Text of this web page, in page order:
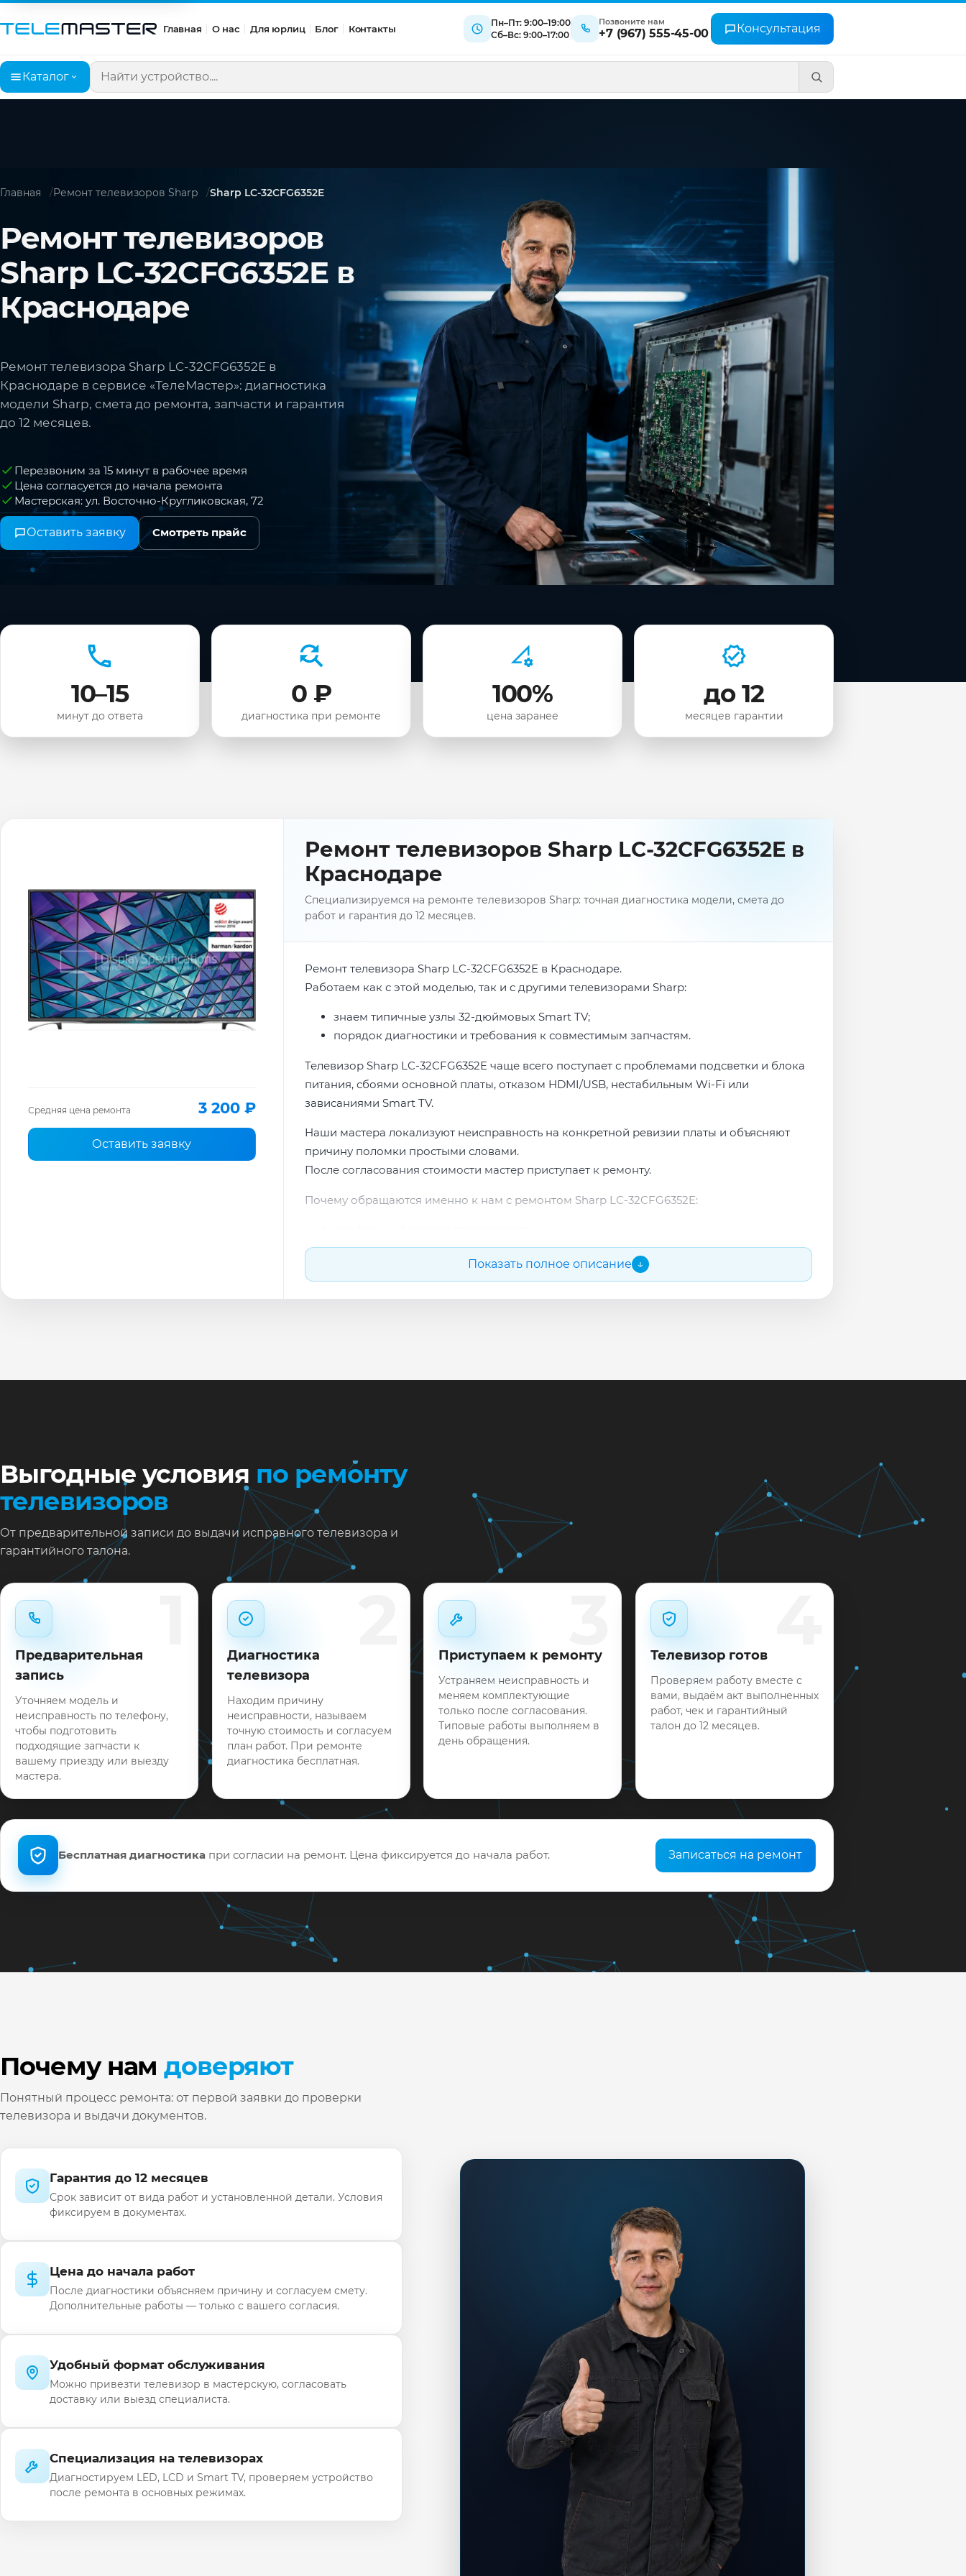
Главная О нас Для юрлиц Блог Контакты
Пн–Пт: 9:00–19:00
Сб–Вс: 9:00–17:00
Позвоните нам
+7 (967) 555-45-00 Консультация
Каталог
Поиск по сайту
Главная Ремонт телевизоров Sharp Sharp LC-32CFG6352E
Ремонт телевизоров
Sharp LC-32CFG6352E в
Краснодаре
Ремонт телевизора Sharp LC-32CFG6352E в
Краснодаре в сервисе «ТелеМастер»: диагностика
модели Sharp, смета до ремонта, запчасти и гарантия
до 12 месяцев.
Перезвоним за 15 минут в рабочее время
Цена согласуется до начала ремонта
Мастерская: ул. Восточно-Кругликовская, 72
Оставить заявку Смотреть прайс
10–15
минут до ответа
0 ₽
диагностика при ремонте
100%
цена заранее
до 12
месяцев гарантии
Средняя цена ремонта 3 200 ₽
Оставить заявку
Ремонт телевизоров Sharp LC-32CFG6352E в
Краснодаре
Специализируемся на ремонте телевизоров Sharp: точная диагностика модели, смета до
работ и гарантия до 12 месяцев.
Ремонт телевизора Sharp LC-32CFG6352E в Краснодаре.
Работаем как с этой моделью, так и с другими телевизорами Sharp:
знаем типичные узлы 32-дюймовых Smart TV;
порядок диагностики и требования к совместимым запчастям.
Телевизор Sharp LC-32CFG6352E чаще всего поступает с проблемами подсветки и блока
питания, сбоями основной платы, отказом HDMI/USB, нестабильным Wi-Fi или
зависаниями Smart TV.
Наши мастера локализуют неисправность на конкретной ревизии платы и объясняют
причину поломки простыми словами.
После согласования стоимости мастер приступает к ремонту.
Почему обращаются именно к нам с ремонтом Sharp LC-32CFG6352E:
опыт по бренду Sharp;
прозрачная смета до начала работ;
подбор проверенных комплектующих.
Оставьте заявку или позвоните: укажите симптомы — подскажем ориентир по сроку и
Показать полное описание ↓
Выгодные условия по ремонту
телевизоров
От предварительной записи до выдачи исправного телевизора и
гарантийного талона.
Предварительная
запись
Уточняем модель и
неисправность по телефону,
чтобы подготовить
подходящие запчасти к
вашему приезду или выезду
мастера.
Диагностика
телевизора
Находим причину
неисправности, называем
точную стоимость и согласуем
план работ. При ремонте
диагностика бесплатная.
Приступаем к ремонту
Устраняем неисправность и
меняем комплектующие
только после согласования.
Типовые работы выполняем в
день обращения.
Телевизор готов
Проверяем работу вместе с
вами, выдаём акт выполненных
работ, чек и гарантийный
талон до 12 месяцев.
Бесплатная диагностика при согласии на ремонт. Цена фиксируется до начала работ. Записаться на ремонт
Почему намдоверяют
Понятный процесс ремонта: от первой заявки до проверки
телевизора и выдачи документов.
Гарантия до 12 месяцев
Срок зависит от вида работ и установленной детали. Условия
фиксируем в документах.
Цена до начала работ
После диагностики объясняем причину и согласуем смету.
Дополнительные работы — только с вашего согласия.
Удобный формат обслуживания
Можно привезти телевизор в мастерскую, согласовать
доставку или выезд специалиста.
Специализация на телевизорах
Диагностируем LED, LCD и Smart TV, проверяем устройство
после ремонта в основных режимах.